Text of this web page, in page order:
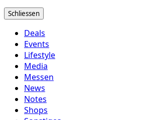
Schliessen
Deals
Events
Lifestyle
Media
Messen
News
Notes
Shops